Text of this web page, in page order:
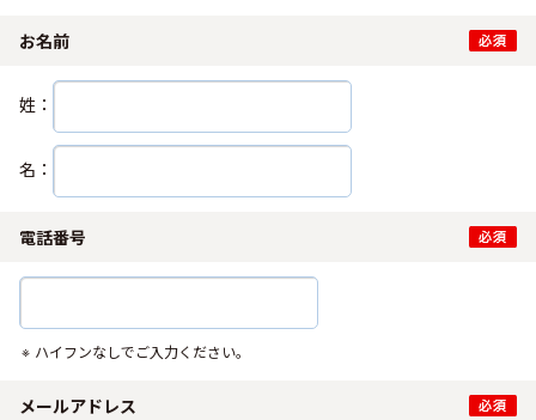
お名前
姓：
名：
電話番号
ハイフンなしでご入力ください。
メールアドレス